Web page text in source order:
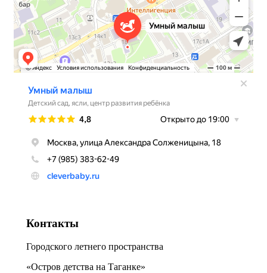
Контакты
Городского летнего пространства
«Остров детства на Таганке»